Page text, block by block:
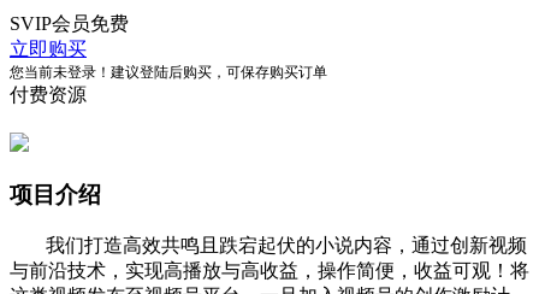
SVIP会员免费
立即购买
您当前未登录！建议登陆后购买，可保存购买订单
付费资源
项目介绍
我们打造高效共鸣且跌宕起伏的小说内容，通过创新视频
与前沿技术，实现高播放与高收益，操作简便，收益可观！将